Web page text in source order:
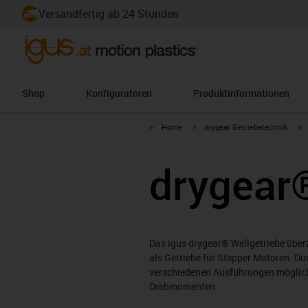
Versandfertig ab 24 Stunden
Shop Konfiguratoren Produktinformationen
igus-icon-arrow-right
Home igus-icon-arrow-right
drygear Getriebetechnik
Das igus drygear® Wellgetriebe
als Getriebe für Stepper Motoren.
verschiedenen Ausführungen
Drehmomenten.